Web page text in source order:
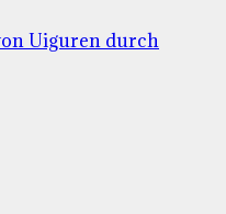
Uiguren durch